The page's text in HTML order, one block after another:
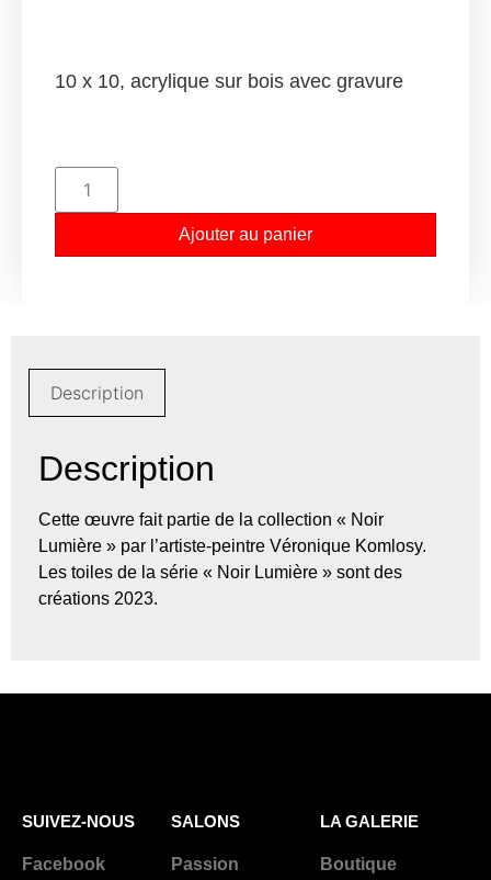
10 x 10, acrylique sur bois avec gravure
Ajouter au panier
Description
Description
Cette œuvre fait partie de la collection « Noir
Lumière » par l’artiste-peintre Véronique Komlosy.
Les toiles de la série « Noir Lumière » sont des
créations 2023.
SUIVEZ-NOUS
Facebook
SALONS
Passion
LA GALERIE
Boutique